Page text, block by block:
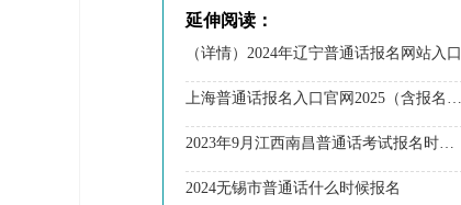
延伸阅读：
（详情）2024年辽宁普通话报名网站入口
2024无锡市普通话什么时候报名